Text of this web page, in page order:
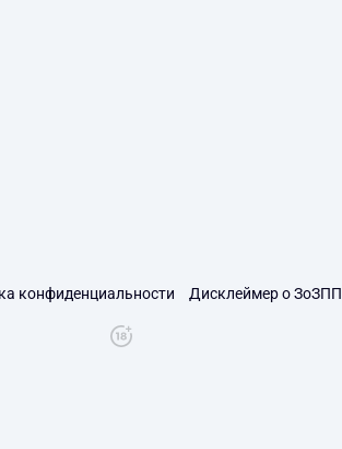
конфиденциальности Дисклеймер о ЗоЗПП